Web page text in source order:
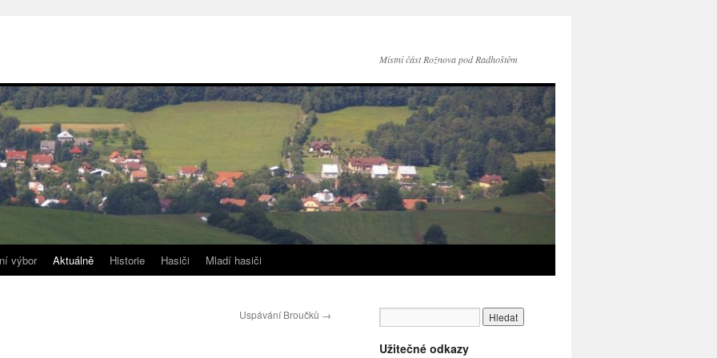
Místní část Rožnova pod Radhoštěm
výbor Aktuálně Historie Hasiči Mladí hasiči
Uspávání Broučků →
Užitečné odkazy